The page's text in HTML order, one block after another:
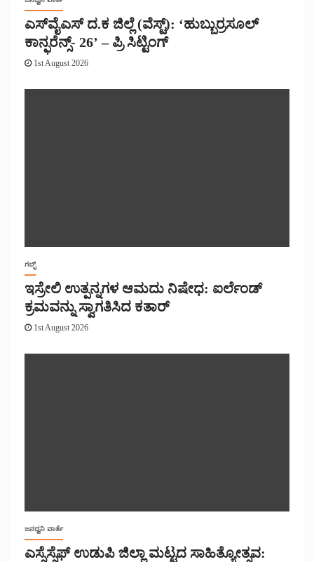
ಎಸ್‌ವೈಎಸ್ ದ.ಕ ಜಿಲ್ಲೆ (ವೆಸ್ಟ್): ‘ಹುಬ್ಬುರ್ರಸೂಲ್
ಕಾನ್ಫರೆನ್ಸ್- 26’ – ಪ್ರಿ ಸಿಟ್ಟಿಂಗ್
1st August 2026
ಗಲ್ಫ್
ಇಸ್ರೇಲಿ ಉತ್ಪನ್ನಗಳ ಆಮದು ನಿಷೇಧ: ಐರ್ಲೆಂಡ್
ಕ್ರಮವನ್ನು ಸ್ವಾಗತಿಸಿದ ಕತಾರ್
1st August 2026
ಜನಧ್ವನಿ ವಾರ್ತೆ
ಎಸ್ಸೆಸ್ಸೆಫ್ ಉಡುಪಿ ಜಿಲ್ಲಾ ಮಟ್ಟದ ಸಾಹಿತ್ಯೋತ್ಸವ: